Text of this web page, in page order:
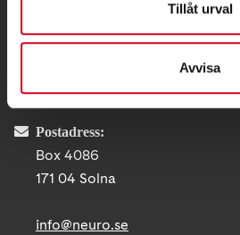
Tillåt urval
Avvisa
Besöksadress:
Ågatan 12 C, 172 62 Sundbyberg
Postadress:
Box 4086
171 04 Solna
info@neuro.se